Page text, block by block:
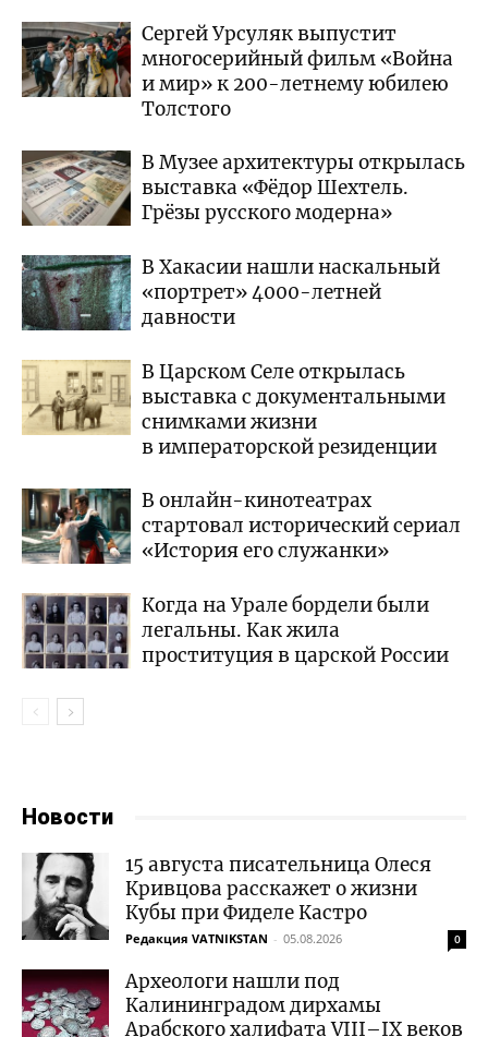
Сергей Урсуляк выпустит
многосерийный фильм «Война
и мир» к 200-летнему юбилею
Толстого
В Музее архитектуры открылась
выставка «Фёдор Шехтель.
Грёзы русского модерна»
В Хакасии нашли наскальный
«портрет» 4000-летней
давности
В Царском Селе открылась
выставка с документальными
снимками жизни
в императорской резиденции
В онлайн-кинотеатрах
стартовал исторический сериал
«История его служанки»
Когда на Урале бордели были
легальны. Как жила
проституция в царской России
Новости
15 августа писательница Олеся
Кривцова расскажет о жизни
Кубы при Фиделе Кастро
Редакция VATNIKSTAN - 05.08.2026 0
Археологи нашли под
Калининградом дирхамы
Арабского халифата VIII–IX веков